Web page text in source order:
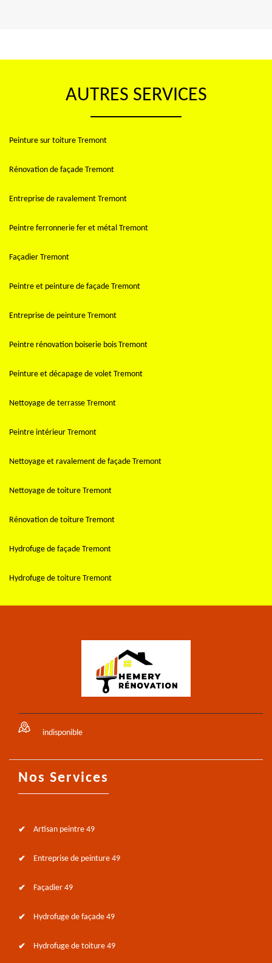
AUTRES SERVICES
Peinture sur toiture Tremont
Rénovation de façade Tremont
Entreprise de ravalement Tremont
Peintre ferronnerie fer et métal Tremont
Façadier Tremont
Peintre et peinture de façade Tremont
Entreprise de peinture Tremont
Peintre rénovation boiserie bois Tremont
Peinture et décapage de volet Tremont
Nettoyage de terrasse Tremont
Peintre intérieur Tremont
Nettoyage et ravalement de façade Tremont
Nettoyage de toiture Tremont
Rénovation de toiture Tremont
Hydrofuge de façade Tremont
Hydrofuge de toiture Tremont
indisponible
Nos Services
Artisan peintre 49
Entreprise de peinture 49
Façadier 49
Hydrofuge de façade 49
Hydrofuge de toiture 49